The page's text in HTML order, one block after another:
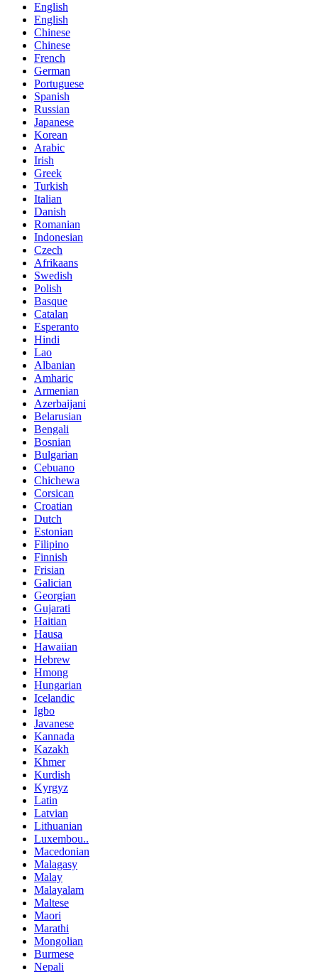
English
English
Chinese
Chinese
French
German
Portuguese
Spanish
Russian
Japanese
Korean
Arabic
Irish
Greek
Turkish
Italian
Danish
Romanian
Indonesian
Czech
Afrikaans
Swedish
Polish
Basque
Catalan
Esperanto
Hindi
Lao
Albanian
Amharic
Armenian
Azerbaijani
Belarusian
Bengali
Bosnian
Bulgarian
Cebuano
Chichewa
Corsican
Croatian
Dutch
Estonian
Filipino
Finnish
Frisian
Galician
Georgian
Gujarati
Haitian
Hausa
Hawaiian
Hebrew
Hmong
Hungarian
Icelandic
Igbo
Javanese
Kannada
Kazakh
Khmer
Kurdish
Kyrgyz
Latin
Latvian
Lithuanian
Luxembou..
Macedonian
Malagasy
Malay
Malayalam
Maltese
Maori
Marathi
Mongolian
Burmese
Nepali